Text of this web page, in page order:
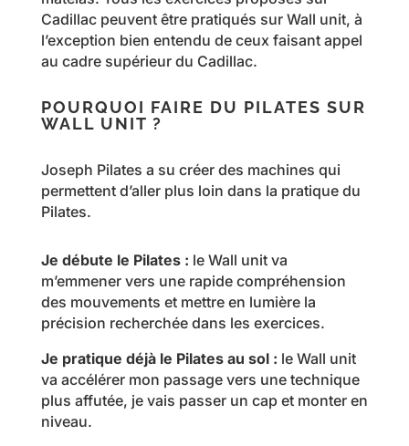
Cadillac peuvent être pratiqués sur Wall unit, à
l’exception bien entendu de ceux faisant appel
au cadre supérieur du Cadillac.
POURQUOI FAIRE DU PILATES SUR
WALL UNIT ?
Joseph Pilates a su créer des machines qui
permettent d’aller plus loin dans la pratique du
Pilates.
Je débute le Pilates : le Wall unit va
m’emmener vers une rapide compréhension
des mouvements et mettre en lumière la
précision recherchée dans les exercices.
Je pratique déjà le Pilates au sol : le Wall unit
va accélérer mon passage vers une technique
plus affutée, je vais passer un cap et monter en
niveau.